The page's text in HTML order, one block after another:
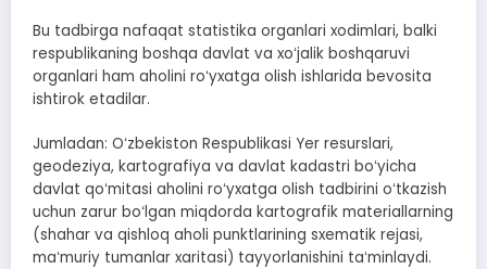
Bu tadbirga nafaqat statistika organlari xodimlari, balki
respublikaning boshqa davlat va xoʻjalik boshqaruvi
organlari ham aholini roʻyxatga olish ishlarida bevosita
ishtirok etadilar.
Jumladan: Oʻzbekiston Respublikasi Yer resurslari,
geodeziya, kartografiya va davlat kadastri boʻyicha
davlat qoʻmitasi aholini roʻyxatga olish tadbirini oʻtkazish
uchun zarur boʻlgan miqdorda kartografik materiallarning
(shahar va qishloq aholi punktlarining sxematik rejasi,
maʻmuriy tumanlar xaritasi) tayyorlanishini taʻminlaydi.